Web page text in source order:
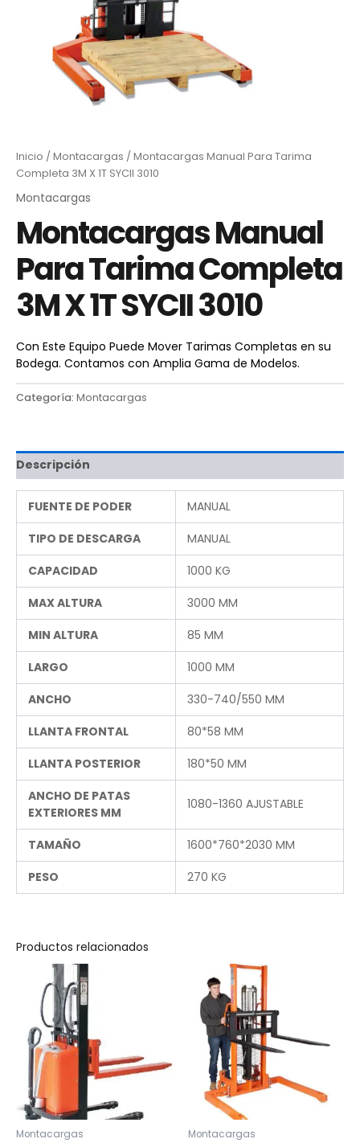
Inicio /Montacargas / Montacargas Manual Para Tarima
Completa 3M X 1T SYCII 3010
Montacargas
Montacargas Manual
Para Tarima Completa
3M X 1T SYCII 3010
Con Este Equipo Puede Mover Tarimas Completas en su
Bodega. Contamos con Amplia Gama de Modelos.
Categoría: Montacargas
Descripción
FUENTE DE PODER
MANUAL
TIPO DE DESCARGA
MANUAL
CAPACIDAD
1000 KG
MAX ALTURA
3000 MM
MIN ALTURA
85 MM
LARGO
1000 MM
ANCHO
330-740/550 MM
LLANTA FRONTAL
80*58 MM
LLANTA POSTERIOR
180*50 MM
ANCHO DE PATAS
EXTERIORES MM
1080-1360 AJUSTABLE
TAMAÑO
1600*760*2030 MM
PESO
270 KG
Productos relacionados
Montacargas Montacargas